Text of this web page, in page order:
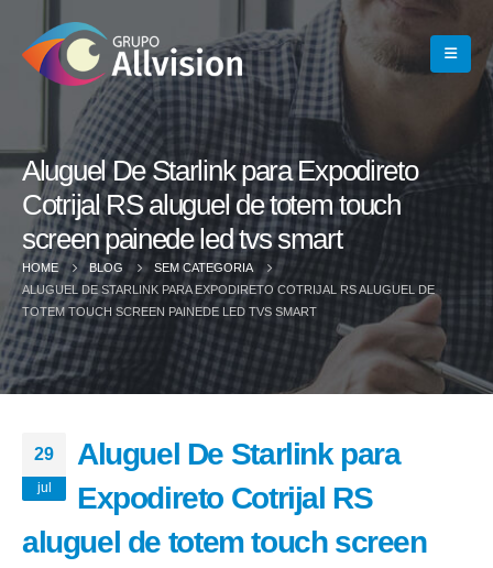
Aluguel De Starlink para Expodireto
Cotrijal RS aluguel de totem touch
screen painede led tvs smart
HOME BLOG
SEM CATEGORIA
ALUGUEL DE STARLINK PARA EXPODIRETO COTRIJAL RS ALUGUEL DE
TOTEM TOUCH SCREEN PAINEDE LED TVS SMART
29
jul
Aluguel De Starlink para
Expodireto Cotrijal RS
aluguel de totem touch screen